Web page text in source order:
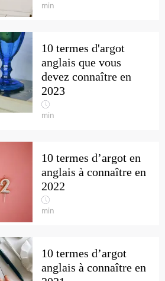
min
10 termes d'argot
anglais que vous
devez connaître en
2023
min
10 termes d’argot en
anglais à connaître en
2022
min
10 termes d’argot
anglais à connaître en